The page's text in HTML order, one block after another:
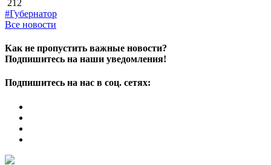
212
#Губернатор
Все новости
Как не пропустить важные новости?
Подпишитесь на наши уведомления!
Подпишитесь на нас в соц. сетях: